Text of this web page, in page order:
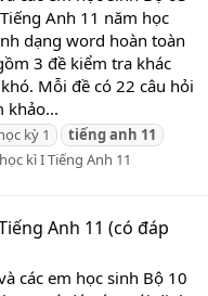
Anh 11 năm học
dạng word hoàn toàn
3 đề kiểm tra khác
Mỗi đề có 22 câu hỏi
khảo...
kỳ 1 tiếnganh 11
kì I Tiếng Anh 11
Anh 11 (có đáp
các em học sinh Bộ 10